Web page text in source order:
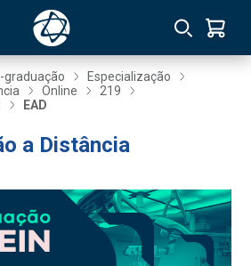
graduação
Especialização
Online
219
EAD
a Distância